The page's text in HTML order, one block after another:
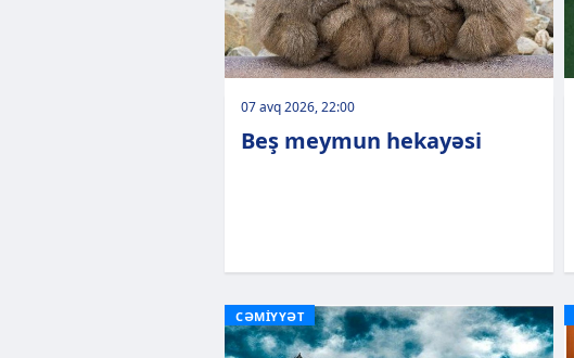
07 avq 2026, 22:00
Beş meymun hekayəsi
CƏMİYYƏT